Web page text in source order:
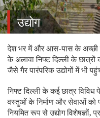
उद्योग
देश भर में और आस-पास के अच्छी
के अलावा निफ्ट दिल्ली के छात्रों
जैसे गैर पारंपरिक उद्योगों में भी
निफ्ट दिल्ली के कई छात्र विविध
वस्तुओं के निर्माण और सेवाओं को
नियमित रूप से उद्योग विशेषज्ञों,